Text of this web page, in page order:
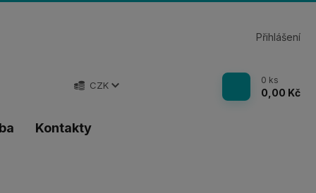
Kontakty
CZK
Přihlášení
0 ks
0,00 Kč